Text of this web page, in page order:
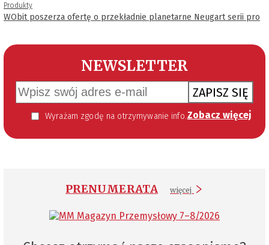
Produkty
WObit poszerza ofertę o przekładnie planetarne Neugart serii pro
NEWSLETTER
ZAPISZ SIĘ
Wyrażam zgodę na otrzymywanie informacji handlowej kierowanej do mnie za pomocą środków komunikacji elektronicznej w szczególności poczty elektronicznej zgodnie z przepisem art. 10 ust 2 ustawy z dnia 18 lipca 2002 roku o świadczeniu usług drogą elektroniczną (Dz. U. 144 z 2002 r. poz. 1204). Zgoda jest dobrowolna, jednak jej wyrażenie jest konieczne, aby otrzymywać newsletter. Zobacz więcej
PRENUMERATA więcej